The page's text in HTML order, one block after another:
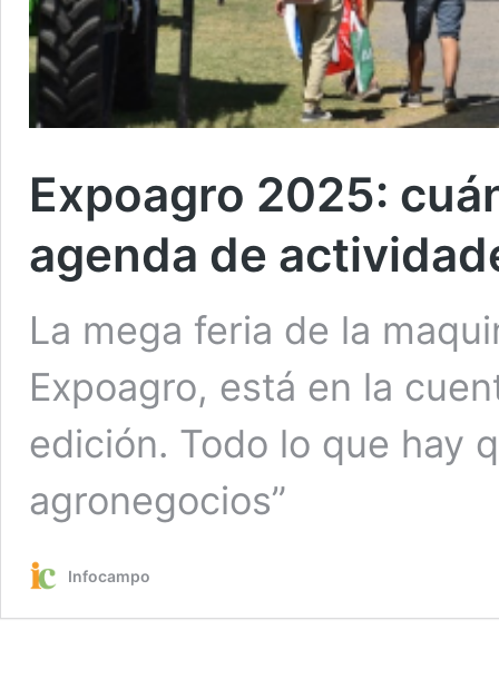
Expoagro 2025:
agenda de
La mega feria de la
Expoagro, está en la
edición. Todo lo que hay
agronegocios”
Infocampo